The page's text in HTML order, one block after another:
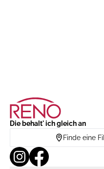
Die behalt' ich gleich an
Finde eine